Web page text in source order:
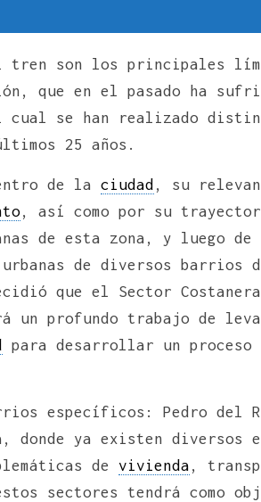
tren son los principales
que en el pasado ha
cual se han realizado
25 años.
de la ciudad , su
, así como por su
de esta zona, y luego de
de diversos barrios
que el Sector Costanera
un profundo trabajo de
para desarrollar un proceso
específicos: Pedro del
donde ya existen diversos
de vivienda ,
sectores tendrá como